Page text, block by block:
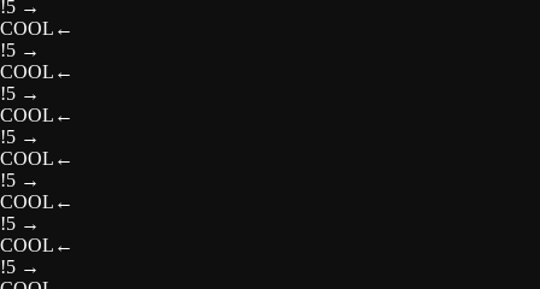
!5 →
COOL ←
!5 →
COOL ←
!5 →
COOL ←
!5 →
COOL ←
!5 →
COOL ←
!5 →
COOL ←
!5 →